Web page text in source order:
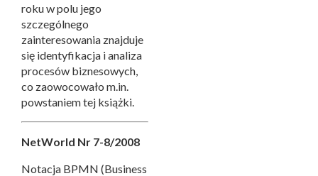
roku w polu jego
szczególnego
zainteresowania znajduje
się identyfikacja i analiza
procesów biznesowych,
co zaowocowało m.in.
powstaniem tej książki.
NetWorld Nr 7-8/2008
Notacja BPMN (Business